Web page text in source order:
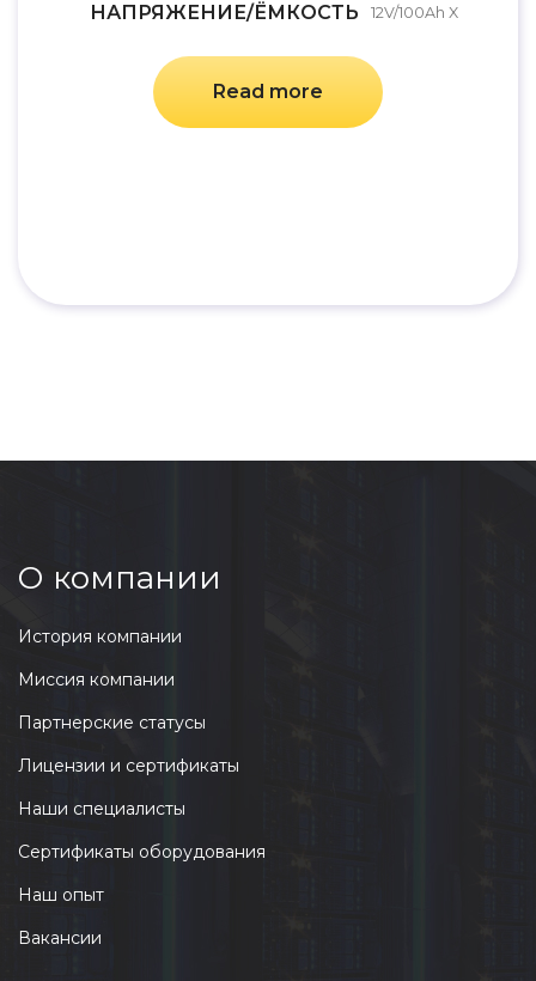
НАПРЯЖЕНИЕ/ЁМКОСТЬ 12V/100Ah X
Read more
О компании
История компании
Миссия компании
Партнерские статусы
Лицензии и сертификаты
Наши специалисты
Сертификаты оборудования
Наш опыт
Вакансии